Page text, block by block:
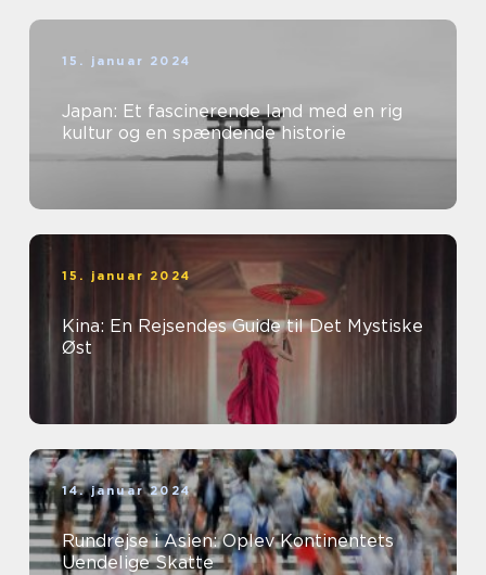
15. januar 2024
Japan: Et fascinerende land med en rig
kultur og en spændende historie
15. januar 2024
Kina: En Rejsendes Guide til Det Mystiske
Øst
14. januar 2024
Rundrejse i Asien: Oplev Kontinentets
Uendelige Skatte